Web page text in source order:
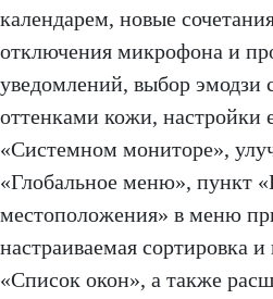
календарем, новые
отключения микрофона и
уведомлений, выбор
оттенками кожи, настройки
«Системном мониторе»,
«Глобальное меню», пункт
местоположения» в меню
настраиваемая сортировка
«Список окон», а также